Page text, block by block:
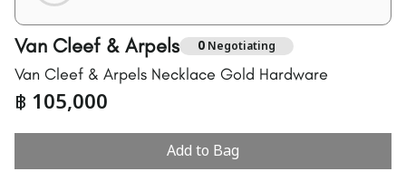
Van Cleef & Arpels 0 Negotiating
Van Cleef & Arpels Necklace Gold Hardware
฿ 105,000
Add to Bag